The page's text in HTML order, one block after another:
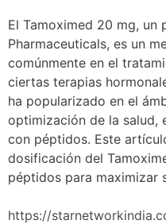
El Tamoximed 20 mg, un
Pharmaceuticals, es un
comúnmente en el
ciertas terapias
ha popularizado en el
optimización de la salud,
con péptidos. Este
dosificación del
péptidos para maximizar
https://